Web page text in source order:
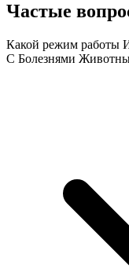
Частые
Какой режим работы
С Болезнями